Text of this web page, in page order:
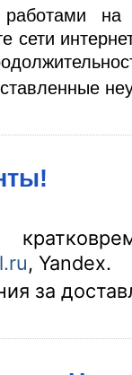
на
сети
, Yandex.
за